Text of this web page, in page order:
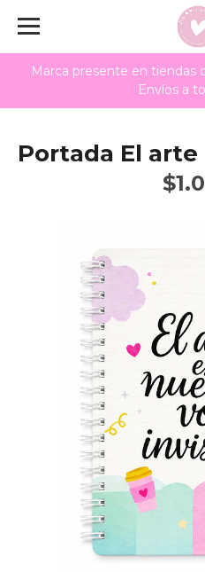
Marca presente en tiendas
Envíos a
Portada El